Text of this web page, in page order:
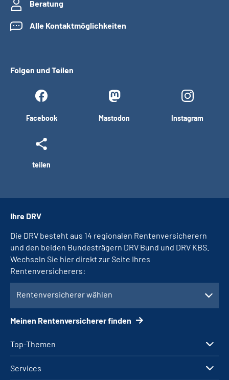
Beratung
Alle Kontaktmöglichkeiten
Folgen und Teilen
Facebook Mastodon Instagram
teilen
Top-Themen
Services
Ihre DRV
Die DRV besteht aus 14 regionalen Rentenversicherern
und den beiden Bundesträgern DRV Bund und DRV KBS.
Wechseln Sie hier direkt zur Seite Ihres
Rentenversicherers:
Rentenversicherer wählen
Meinen Rentenversicherer finden